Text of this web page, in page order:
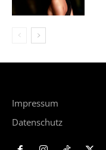
Impressum
Datenschutz